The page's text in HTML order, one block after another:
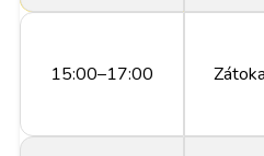
15:00–17:00